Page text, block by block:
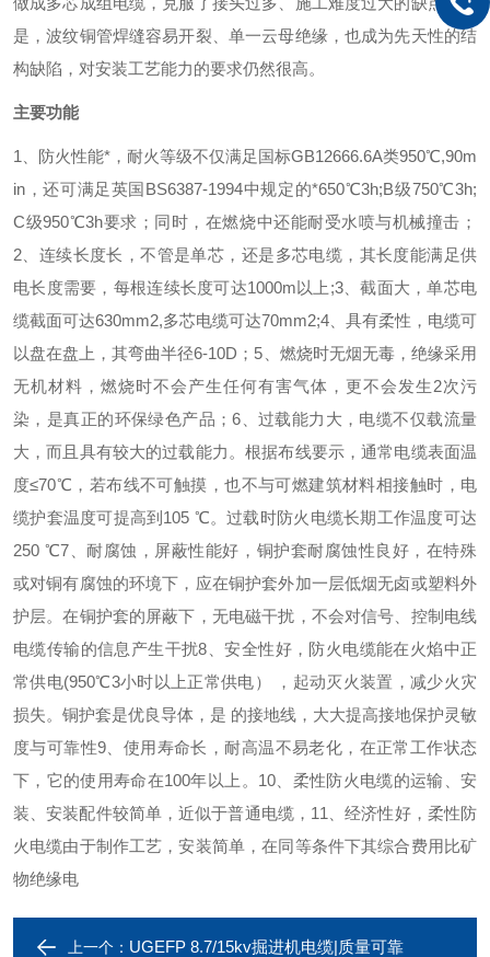
是，波纹铜管焊缝容易开裂、单一云母绝缘，也成为先天性的结
构缺陷，对安装工艺能力的要求仍然很高。
主要功能
1、防火性能*，耐火等级不仅满足国标GB12666.6A类950℃,90m
in，还可满足英国BS6387-1994中规定的*650℃3h;B级750℃3h;
C级950℃3h要求；同时，在燃烧中还能耐受水喷与机械撞击；
2、连续长度长，不管是单芯，还是多芯电缆，其长度能满足供
电长度需要，每根连续长度可达1000m以上;3、截面大，单芯电
缆截面可达630mm2,多芯电缆可达70mm2;4、具有柔性，电缆可
以盘在盘上，其弯曲半径6-10D； 5、燃烧时无烟无毒，绝缘采用
无机材料，燃烧时不会产生任何有害气体，更不会发生2次污
染，是真正的环保绿色产品；6、过载能力大，电缆不仅载流量
大，而且具有较大的过载能力。根据布线要示，通常电缆表面温
度≤70℃，若布线不可触摸，也不与可燃建筑材料相接触时，电
缆护套温度可提高到105 ℃。过载时防火电缆长期工作温度可达
250 ℃7、耐腐蚀，屏蔽性能好，铜护套耐腐蚀性良好，在特殊
或对铜有腐蚀的环境下，应在铜护套外加一层低烟无卤或塑料外
护层。在铜护套的屏蔽下，无电磁干扰，不会对信号、控制电线
电缆传输的信息产生干扰8、安全性好，防火电缆能在火焰中正
常供电(950℃3小时以上正常供电） ，起动灭火装置，减少火灾
损失。铜护套是优良导体，是 的接地线，大大提高接地保护灵敏
度与可靠性9、使用寿命长，耐高温不易老化，在正常工作状态
下，它的使用寿命在100年以上。 10、柔性防火电缆的运输、安
装、安装配件较简单，近似于普通电缆， 11、经济性好，柔性防
火电缆由于制作工艺，安装简单，在同等条件下其综合费用比矿
物绝缘电
上一个： UGEFP 8.7/15kv掘进机电缆|质量可靠